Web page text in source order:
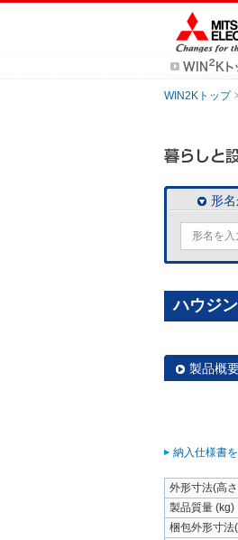
WIN2Kトップ
形
ハウジ
製品概
納入仕様書
外形寸法(高
製品質量 (kg)
梱包外形寸法